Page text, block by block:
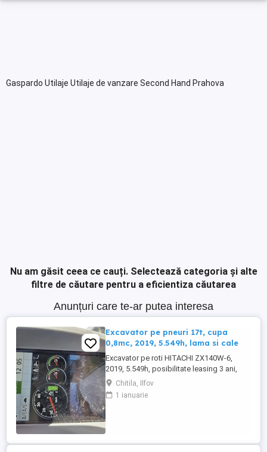
Gaspardo Utilaje Utilaje de vanzare Second Hand Prahova
Nu am găsit ceea ce cauți. Selectează categoria și alte
filtre de căutare pentru a eficientiza căutarea
Anunțuri care te-ar putea interesa
Excavator pe pneuri 17t, cupa
0,8mc, 2019, 5.549h, lama si cale
Excavator pe roti HITACHI ZX140W-6,
2019, 5.549h, posibilitate leasing 3 ani,
STARE FOARTE BUNA. Se poate vedea si
proba in Chitila , sos de Centura Bucuresti
la UTIROM INVEST SRL
Chitila, Ilfov
1 ianuarie